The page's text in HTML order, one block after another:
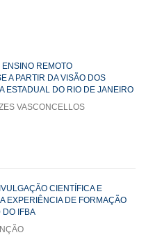
ENSINO REMOTO
A PARTIR DA VISÃO DOS
ESTADUAL DO RIO DE JANEIRO
VASCONCELLOS
CIENTÍFICA E
EXPERIÊNCIA DE FORMAÇÃO
DO IFBA